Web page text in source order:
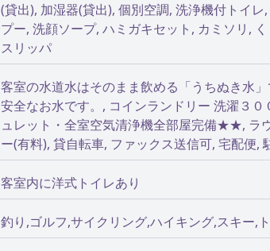
(貸出), 加湿器(貸出), 個別空調, 洗浄機付トイ
プー, 洗顔ソープ, ハミガキセット, カミソリ,
スリッパ
客室の水道水はそのまま飲める「うちぬき水
安全なお水です。, コインランドリー 洗濯３
ュレット・全室空気清浄機全部屋完備★★, ラ
ー(有料), 貸自転車, ファックス送信可, 宅配便,
客室内に洋式トイレあり
釣り,ゴルフ,サイクリング,ハイキング,スキー,